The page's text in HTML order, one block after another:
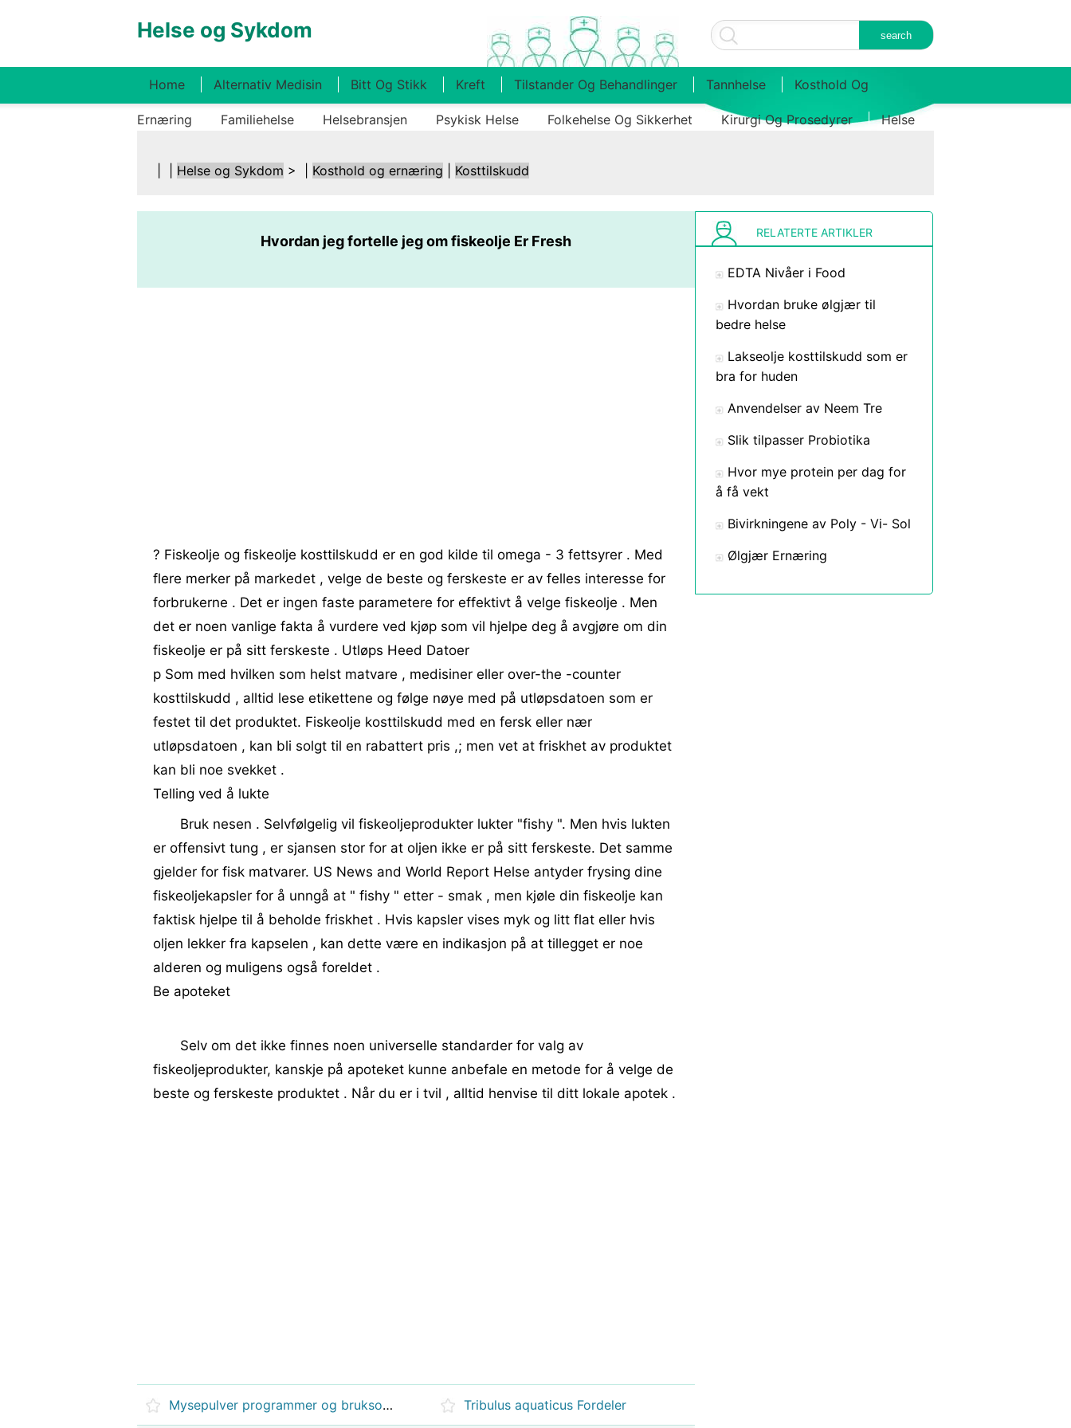
Helse og Sykdom
Home Alternativ Medisin Bitt Og Stikk Kreft Tilstander Og Behandlinger Tannhelse Kosthold Og
Ernæring Familiehelse Helsebransjen Psykisk Helse Folkehelse Og Sikkerhet Kirurgi Og Prosedyrer Helse
Helse og Sykdom > | Kosthold og ernæring Kosttilskudd
Hvordan jeg fortelle jeg om fiskeolje Er Fresh
? Fiskeolje og fiskeolje kosttilskudd er en god kilde til omega - 3 fettsyrer . Med
flere merker på markedet , velge de beste og ferskeste er av felles interesse for
forbrukerne . Det er ingen faste parametere for effektivt å velge fiskeolje . Men
det er noen vanlige fakta å vurdere ved kjøp som vil hjelpe deg å avgjøre om din
fiskeolje er på sitt ferskeste . Utløps Heed Datoer
p Som med hvilken som helst matvare , medisiner eller over-the -counter
kosttilskudd , alltid lese etikettene og følge nøye med på utløpsdatoen som er
festet til det produktet. Fiskeolje kosttilskudd med en fersk eller nær
utløpsdatoen , kan bli solgt til en rabattert pris ,; men vet at friskhet av produktet
kan bli noe svekket .
Telling ved å lukte
Bruk nesen . Selvfølgelig vil fiskeoljeprodukter lukter "fishy ". Men hvis lukten
er offensivt tung , er sjansen stor for at oljen ikke er på sitt ferskeste. Det samme
gjelder for fisk matvarer. US News and World Report Helse antyder frysing dine
fiskeoljekapsler for å unngå at " fishy " etter - smak , men kjøle din fiskeolje kan
faktisk hjelpe til å beholde friskhet . Hvis kapsler vises myk og litt flat eller hvis
oljen lekker fra kapselen , kan dette være en indikasjon på at tillegget er noe
alderen og muligens også foreldet .
Be apoteket
Selv om det ikke finnes noen universelle standarder for valg av
fiskeoljeprodukter, kanskje på apoteket kunne anbefale en metode for å velge de
beste og ferskeste produktet . Når du er i tvil , alltid henvise til ditt lokale apotek .
Mysepulver programmer og bruksområder Tribulus aquaticus Fordeler
RELATERTE ARTIKLER
EDTA Nivåer i Food
Hvordan bruke ølgjær til
bedre helse
Lakseolje kosttilskudd som er
bra for huden
Anvendelser av Neem Tre
Slik tilpasser Probiotika
Hvor mye protein per dag for
å få vekt
Bivirkningene av Poly - Vi- Sol
Ølgjær Ernæring